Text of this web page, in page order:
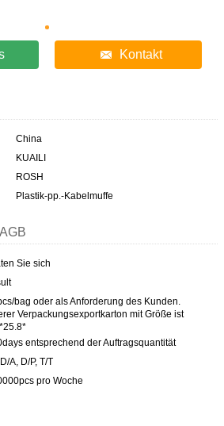
Kontakt
China
KUAILI
ROSH
Plastik-pp.-Kabelmuffe
Sie sich
bag oder als Anforderung des Kunden.
Verpackungsexportkarton mit Größe ist
entsprechend der Auftragsquantität
A, D/P, T/T
pro Woche